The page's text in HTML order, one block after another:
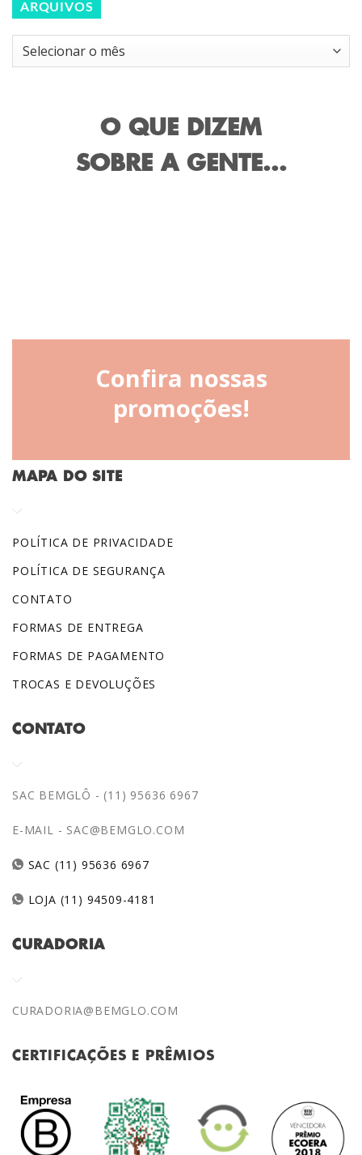
ARQUIVOS
Arquivos
O QUE DIZEM
SOBRE A GENTE...
Confira nossas
promoções!
MAPA DO SITE
POLÍTICA DE PRIVACIDADE
POLÍTICA DE SEGURANÇA
CONTATO
FORMAS DE ENTREGA
FORMAS DE PAGAMENTO
TROCAS E DEVOLUÇÕES
CONTATO
SAC BEMGLÔ - (11) 95636 6967
E-MAIL - SAC@BEMGLO.COM
SAC (11) 95636 6967
LOJA (11) 94509-4181
CURADORIA
CURADORIA@BEMGLO.COM
CERTIFICAÇÕES E PRÊMIOS